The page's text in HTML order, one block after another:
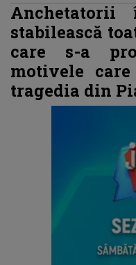
Anchetatorii
stabilească
care s-a
motivele
tragedia din